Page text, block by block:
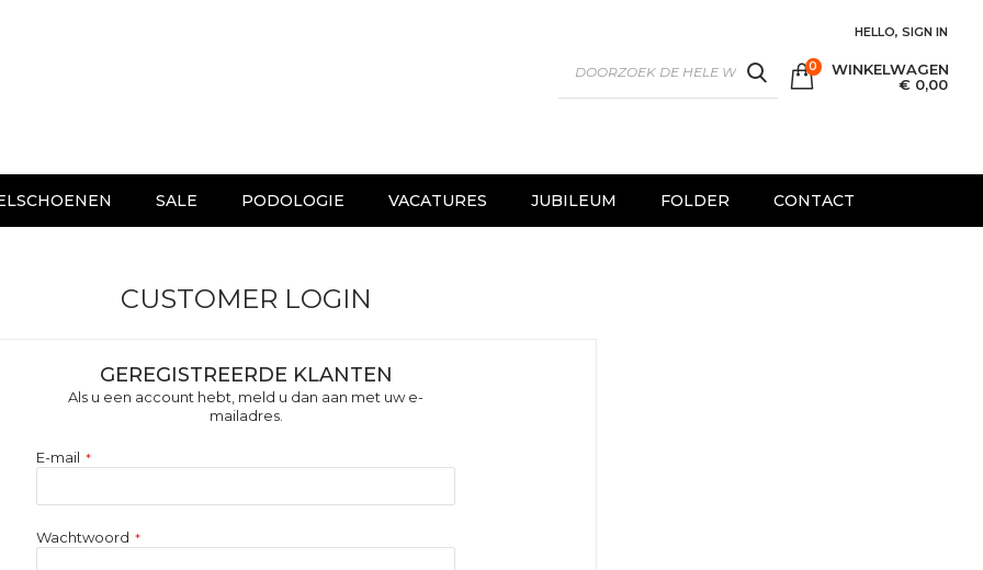
HELLO, SIGN IN
SEARCH WINKELWAGEN
€ 0,00
0
SALE PODOLOGIE VACATURES JUBILEUM FOLDER CONTACT
CUSTOMER LOGIN
GEREGISTREERDE KLANTEN
Als u een account hebt, meld u dan aan met uw e-
mailadres.
E-mail
Wachtwoord